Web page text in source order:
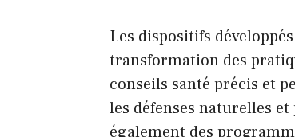
Les dispositifs
transformation des
conseils santé précis et
les défenses naturelles
également des